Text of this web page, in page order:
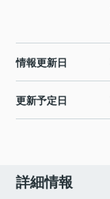
情報更新日
更新予定日
詳細情報